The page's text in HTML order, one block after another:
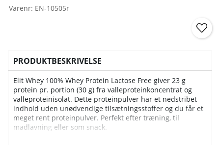
Varenr: EN-10505r
PRODUKTBESKRIVELSE
Elit Whey 100% Whey Protein Lactose Free giver 23 g
protein pr. portion (30 g) fra valleproteinkoncentrat og
valleproteinisolat. Dette proteinpulver har et nedstribet
indhold uden unødvendige tilsætningsstoffer og du får et
meget rent proteinpulver. Perfekt efter træning, til
madlavning eller som snack.